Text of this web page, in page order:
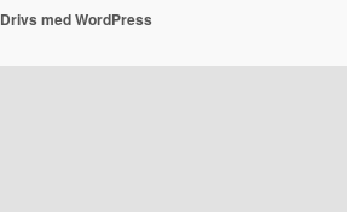
Drivs med WordPress